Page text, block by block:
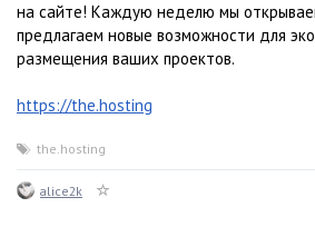
на сайте! Каждую неделю мы
предлагаем новые возможности для
размещения ваших проектов.
https://the.hosting
the.hosting
alice2k